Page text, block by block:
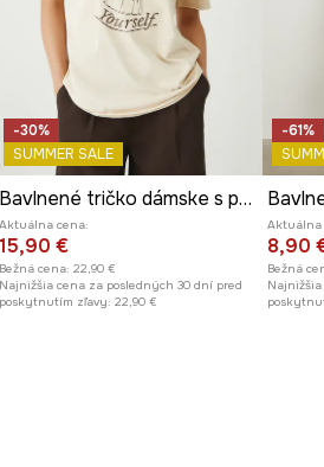
nápisom:
low to the ground, high on
-30%
SUMMER SALE
Bavlnené tričko dámske s praným efektom béžová farba
Aktuálna cena:
15,90 €
Bežná cena: 22,90 €
Najnižšia cena za posledných 30 dní pred
poskytnutím zľavy: 22,90 €
-61%
Aktuálna
8,90
Bežná